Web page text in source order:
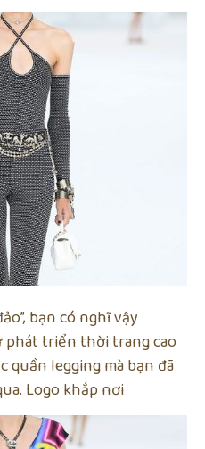
bạn có nghĩ vậy
phát triển thời trang cao
quần legging mà bạn đã
Logo khắp nơi